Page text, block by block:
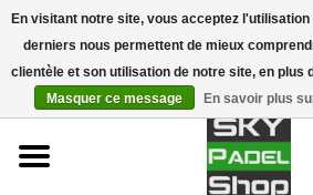
Accueil
Raquettes
En visitant notre site, vous acceptez
derniers nous permettent de mieux
clientèle et son utilisation de notre site, en plus
Masquer ce message
En savoir plus